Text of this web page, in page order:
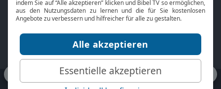
Jobs
Mediadaten
TV-Empfang
bibeltv.de: Impressum
Datenschutz